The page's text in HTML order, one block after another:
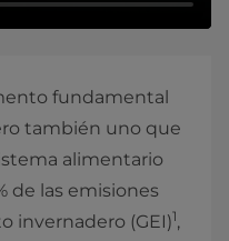
fundamental
también uno que
alimentario
de las emisiones
invernadero (GEI)1,